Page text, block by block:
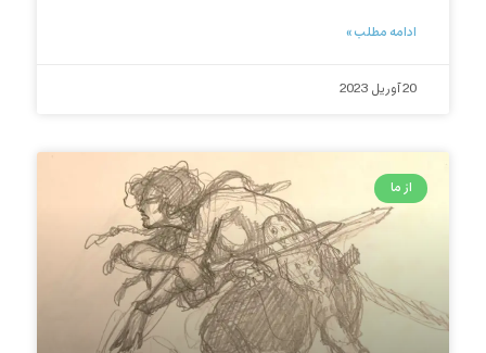
ادامه مطلب »
20 آوریل 2023
از ما